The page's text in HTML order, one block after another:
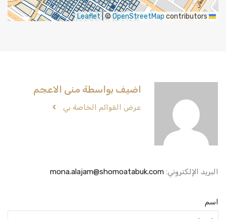
|©OpenStreetMap contributors
اضيف بواسطة منى الاعجم
عرض القوائم الخاصة بي
البريد الإلكتروني: mona.alajam@shomoatabuk.com
اسم